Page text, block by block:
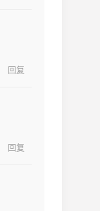
回复
回复